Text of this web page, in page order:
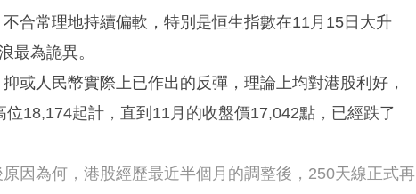
合常理地持續偏軟，特別是恒生指數在11月15日大升
最為詭異。
或人民幣實際上已作出的反彈，理論上均對港股利好，
18,174起計，直到11月的收盤價17,042點，已經跌了
因為何，港股經歷最近半個月的調整後，250天線正式再